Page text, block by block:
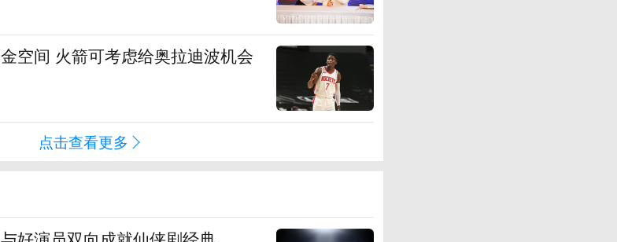
空间 火箭可考虑给奥拉迪波机会
点击查看更多